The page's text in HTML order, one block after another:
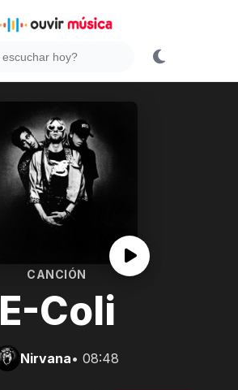
CANCIÓN
E-Coli
Nirvana• 08:48